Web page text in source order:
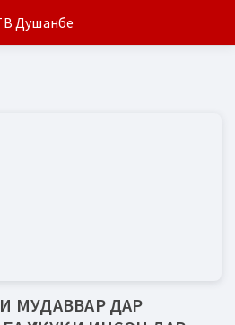
МУДАВВАР ДАР
Душанбе